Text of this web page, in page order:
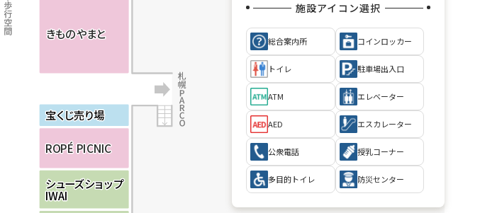
宝くじ売り場
宝くじ売り場
シューズショップ
IWAI
シューズショップ
IWAI
ROPÉPICNIC
ROPÉPICNIC
ROPÉPICNIC
きものやまと
きものやまと
きものやまと
施設アイコン選択
総合案内所 コインロッカー
トイレ 駐車場出入口
ATM エレベーター
AED エスカレーター
公衆電話 授乳コーナー
多目的トイレ 防災センター